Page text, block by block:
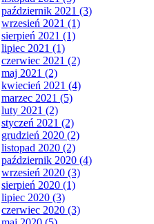
październik 2021 (3)
wrzesień 2021 (1)
sierpień 2021 (1)
lipiec 2021 (1)
czerwiec 2021 (2)
maj 2021 (2)
kwiecień 2021 (4)
marzec 2021 (5)
luty 2021 (2)
styczeń 2021 (2)
grudzień 2020 (2)
listopad 2020 (2)
październik 2020 (4)
wrzesień 2020 (3)
sierpień 2020 (1)
lipiec 2020 (3)
czerwiec 2020 (3)